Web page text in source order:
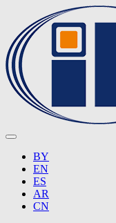
BY
EN
ES
AR
CN